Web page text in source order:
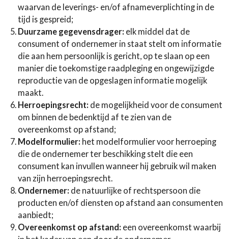
waarvan de leverings- en/of afnameverplichting in de
tijd is gespreid;
Duurzame gegevensdrager: elk middel dat de
consument of ondernemer in staat stelt om informatie
die aan hem persoonlijk is gericht, op te slaan op een
manier die toekomstige raadpleging en ongewijzigde
reproductie van de opgeslagen informatie mogelijk
maakt.
Herroepingsrecht: de mogelijkheid voor de consument
om binnen de bedenktijd af te zien van de
overeenkomst op afstand;
Modelformulier: het modelformulier voor herroeping
die de ondernemer ter beschikking stelt die een
consument kan invullen wanneer hij gebruik wil maken
van zijn herroepingsrecht.
Ondernemer: de natuurlijke of rechtspersoon die
producten en/of diensten op afstand aan consumenten
aanbiedt;
Overeenkomst op afstand: een overeenkomst waarbij